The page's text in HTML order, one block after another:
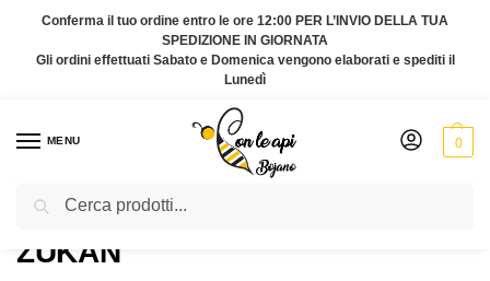
Conferma il tuo ordine entro le ore 12:00 PER L’INVIO DELLA TUA
SPEDIZIONE IN GIORNATA
Gli ordini effettuati Sabato e Domenica vengono elaborati e spediti il
Lunedì
MENU 0
Home Prodotto Marca Zukan
ZUKAN